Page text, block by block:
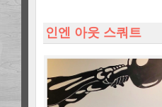
인엔 아웃 스쿼트